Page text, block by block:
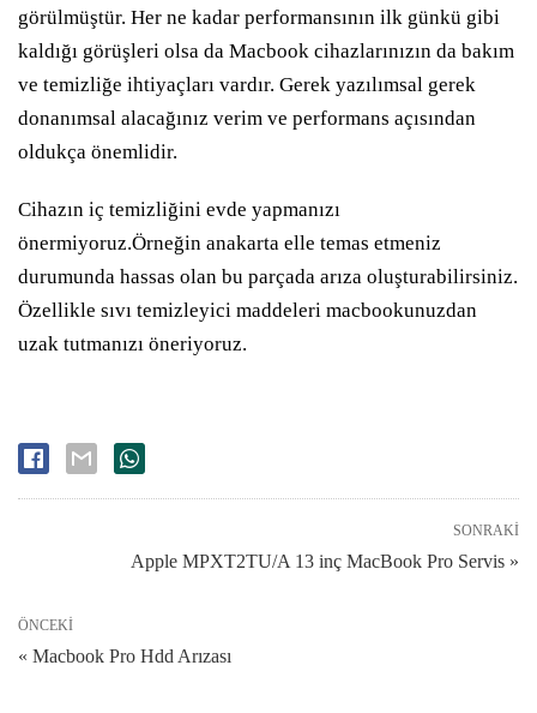
görülmüştür. Her ne kadar performansının ilk günkü gibi
kaldığı görüşleri olsa da Macbook cihazlarınızın da bakım
ve temizliğe ihtiyaçları vardır. Gerek yazılımsal gerek
donanımsal alacağınız verim ve performans açısından
oldukça önemlidir.
Cihazın iç temizliğini evde yapmanızı
önermiyoruz.Örneğin anakarta elle temas etmeniz
durumunda hassas olan bu parçada arıza oluşturabilirsiniz.
Özellikle sıvı temizleyici maddeleri macbookunuzdan
uzak tutmanızı öneriyoruz.
SONRAKI
Apple MPXT2TU/A 13 inç MacBook Pro Servis »
ÖNCEKI
« Macbook Pro Hdd Arızası